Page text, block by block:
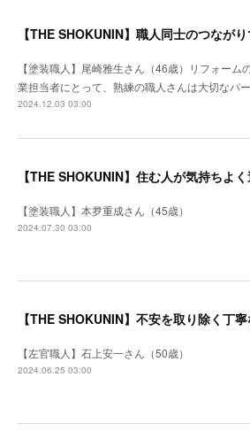
【塗装職人】尾崎雅生さん（46歳）リフォーム
業担当者にとって、熟練の職人さんは大切なパ
2024.12.03 03:00
【塗装職人】本夛重成さん（45歳）
2024.07.30 03:00
【左官職人】石上安一さん（50歳）
2024.06.25 03:00